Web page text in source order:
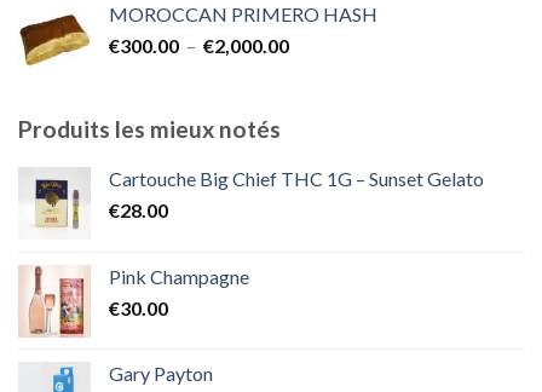
€300.00
à
MOROCCAN PRIMERO HASH
€300.00 – €2,000.00Plage
€2,000.00
Produits les mieux notés
Cartouche Big Chief THC 1G – Sunset Gelato
€28.00
Pink Champagne
€30.00
Gary Payton